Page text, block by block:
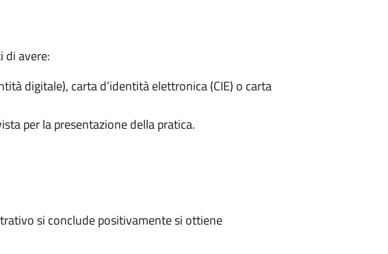
di avere:
digitale), carta d’identità elettronica (CIE) o carta
per la presentazione della pratica.
si conclude positivamente si ottiene